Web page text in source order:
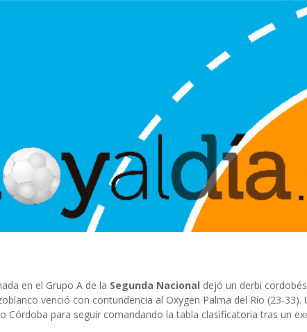
en el Grupo A de la Segunda Nacional dejó un derbi
venció con contundencia al Oxygen Palma del Río (23-33).
Córdoba para seguir comandando la tabla clasificatoria tras un